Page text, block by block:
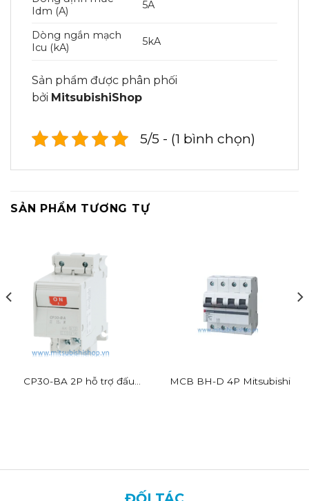
Idm (A)
5A
Dòng ngắn mạch
Icu (kA)
5kA
Sản phẩm được phân phối
bởi MitsubishiShop
5/5 - (1 bình chọn)
SẢN PHẨM TƯƠNG TỰ
CP30-BA 2P hỗ trợ đấu
MCB BH-D 4P Mitsubishi